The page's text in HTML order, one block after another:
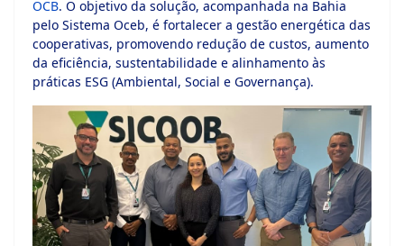
OCB. O objetivo da solução, acompanhada na Bahia
pelo Sistema Oceb, é fortalecer a gestão energética das
cooperativas, promovendo redução de custos, aumento
da eficiência, sustentabilidade e alinhamento às
práticas ESG (Ambiental, Social e Governança).